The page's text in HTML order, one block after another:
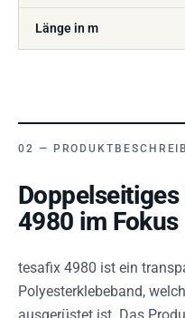
Länge in m
4980 im Fokus
tesafix 4980 ist ein
Polyesterklebeband,